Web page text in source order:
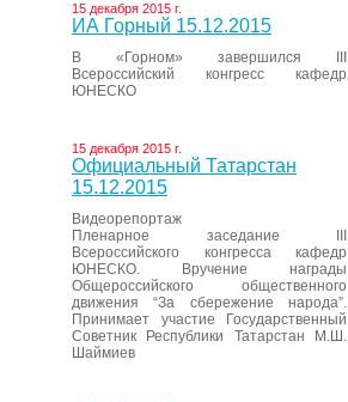
15 декабря 2015 г.
ИА Горный 15.12.2015
В «Горном» завершился III
Всероссийский конгресс кафедр
ЮНЕСКО
15 декабря 2015 г.
Официальный Татарстан
15.12.2015
Видеорепортаж
Пленарное заседание III
Всероссийского конгресса кафедр
ЮНЕСКО. Вручение награды
Общероссийского общественного
движения “За сбережение народа”.
Принимает участие Государственный
Советник Республики Татарстан М.Ш.
Шаймиев